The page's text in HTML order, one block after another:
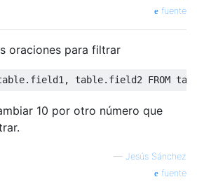
fuente
oraciones para filtrar
. field1 , table. field2 FROM
10 por otro número que
— Jesús Sánchez
fuente